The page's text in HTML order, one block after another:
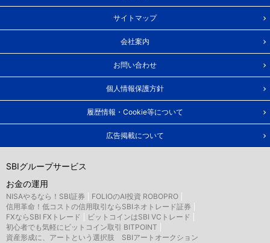
サイトマップ
会社案内
お問い合わせ
個人情報保護方針
履歴情報・Cookie等について
広告掲載について
SBIグループサービス
お金の運用
NISAやるなら！SBI証券
FOLIOのAI投資 ROBOPRO
信用革命！低コストの信用取引ならSBIネオトレード証券
FXならSBI FXトレード
ビットコインはSBI VCトレード
初心者でも気軽にビットコイン取引 BITPOINT
資産形成に、アートという選択肢 SBIアートオークション